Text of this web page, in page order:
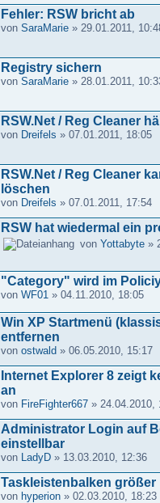
Fehler: RSW bricht ab
von SaraMarie» 29.01.2011,
Registry sichern
von SaraMarie» 28.01.2011,
RSW.Net / Reg Cleaner
von Dreifels » 07.01.2011, 18:05
RSW.Net / Reg Cleaner
löschen
von Dreifels » 07.01.2011, 17:54
RSW hat wiedermal ein
von Yottabyte»
"Category" wird im
von WF01» 04.11.2010, 18:05
Win XP Startmenü
entfernen
von ostwald » 06.05.2010, 15:17
Internet Explorer 8 zeigt
an
von FireFighter667» 24.04.2010,
Administrator Login auf
einstellbar
von LadyD» 13.03.2010, 12:36
Taskleistenbalken größer
von hyperion» 02.03.2010, 18:23